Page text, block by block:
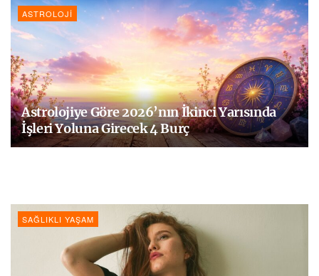
ASTROLOJI
Astrolojiye Göre 2026’nın İkinci Yarısında
İşleri Yoluna Girecek 4 Burç
SAĞLIKLI YAŞAM